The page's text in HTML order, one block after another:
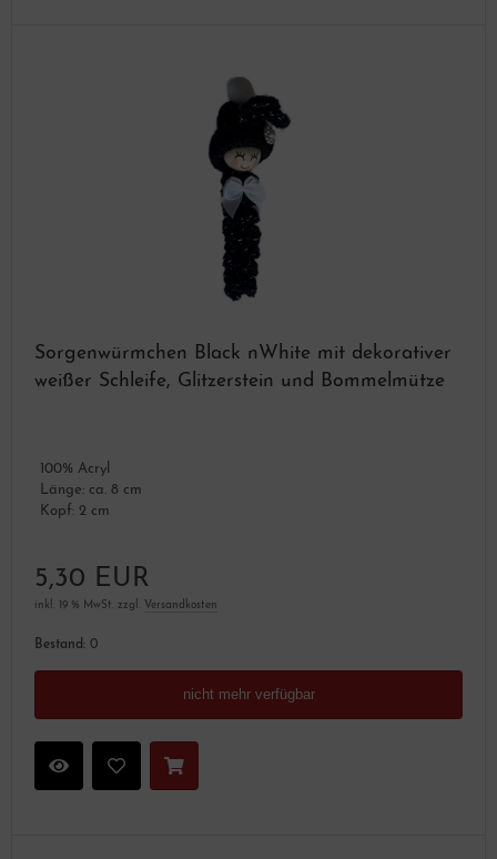
Sorgenwürmchen Black nWhite mit dekorativer
weißer Schleife, Glitzerstein und Bommelmütze
100% Acryl
Länge: ca. 8 cm
Kopf: 2 cm
5,30 EUR
inkl. 19 % MwSt. zzgl. Versandkosten
Bestand: 0
nicht mehr verfügbar